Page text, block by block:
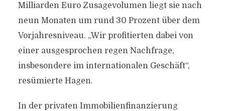
Milliarden Euro Zusagevolumen liegt sie nach
neun Monaten um rund 30 Prozent über dem
Vorjahresniveau. „Wir profitierten dabei von
einer ausgesprochen regen Nachfrage,
insbesondere im internationalen Geschäft“,
resümierte Hagen.
In der privaten Immobilienfinanzierung